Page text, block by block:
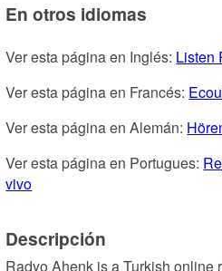
En otros idiomas
Ver esta página en Inglés: Listen
Ver esta página en Francés:
Ver esta página en Alemán:
Ver esta página en Portugues:
vivo
Descripción
Radyo Ahenk is a Turkish online